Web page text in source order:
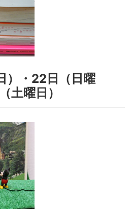
）・22日（日曜
土曜日）